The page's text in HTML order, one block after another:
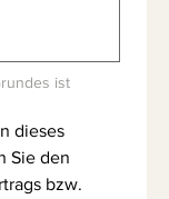
ist
dieses
Sie den
bzw.